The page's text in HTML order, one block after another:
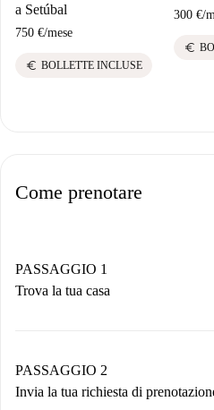
a Setúbal
750 €/mese
euro BOLLETTE INCLUSE
300 €/
euro
Come prenotare
PASSAGGIO 1
Trova la tua casa
Hai tutte le informazioni
PASSAGGIO 2
Invia la tua richiesta di